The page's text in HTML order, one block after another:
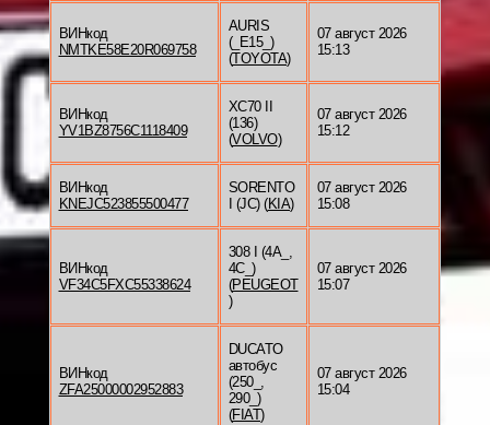
ВИНкод
NMTKE58E20R069758
AURIS
(_E15_)
(TOYOTA)
07 август 2026
15:13
ВИНкод
YV1BZ8756C1118409
XC70 II
(136)
(VOLVO)
07 август 2026
15:12
ВИНкод
KNEJC523855500477
SORENTO
I (JC) (KIA)
07 август 2026
15:08
ВИНкод
VF34C5FXC55338624
308 I (4A_,
4C_)
(PEUGEOT
)
07 август 2026
15:07
ВИНкод
ZFA25000002952883
DUCATO
автобус
(250_,
290_)
(FIAT)
07 август 2026
15:04